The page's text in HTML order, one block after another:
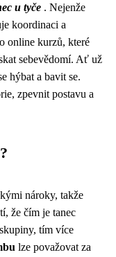
u tyče . Nejenže
koordinaci a
online kurzů, které
sebevědomí. Ať už
hýbat a bavit se.
zpevnit postavu a
nároky, takže
že čím je tanec
tím více
lze považovat za